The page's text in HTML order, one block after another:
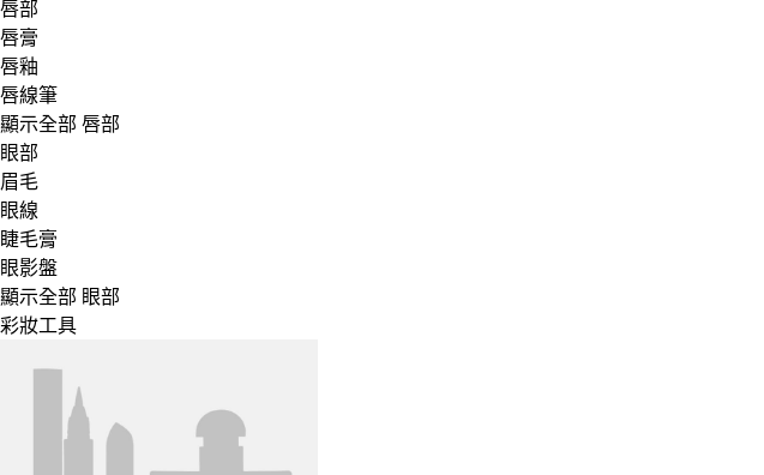
唇部
唇膏
唇釉
唇線筆
顯示全部 唇部
眼部
眉毛
眼線
睫毛膏
眼影盤
顯示全部 眼部
彩妝工具